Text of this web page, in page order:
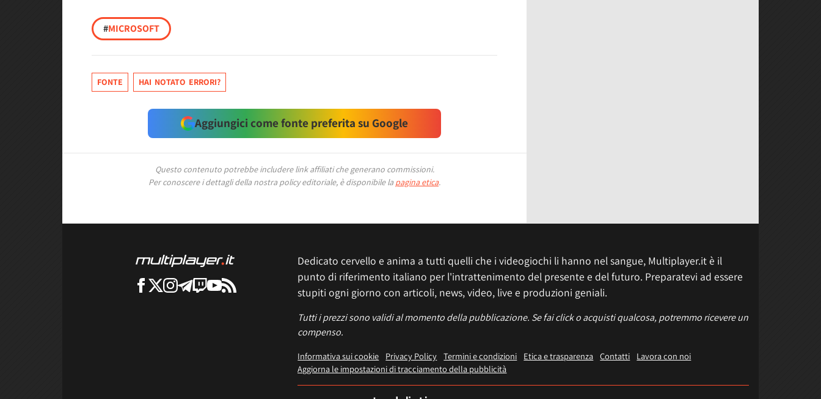
#MICROSOFT
FONTE HAI NOTATO ERRORI?
Aggiungici come fonte preferita su Google
Questo contenuto potrebbe includere link affiliati che generano commissioni.
Per conoscere i dettagli della nostra policy editoriale, è disponibile la pagina etica.
Dedicato cervello e anima a tutti quelli che i videogiochi li hanno nel sangue, Multiplayer.it è il
punto di riferimento italiano per l'intrattenimento del presente e del futuro. Preparatevi ad essere
stupiti ogni giorno con articoli, news, video, live e produzioni geniali.
Tutti i prezzi sono validi al momento della pubblicazione. Se fai click o acquisti qualcosa, potremmo ricevere un
compenso.
Informativa sui cookie Privacy Policy Termini e condizioni Etica e trasparenza Contatti
Lavora con noi
Aggiorna le impostazioni di tracciamento della pubblicità